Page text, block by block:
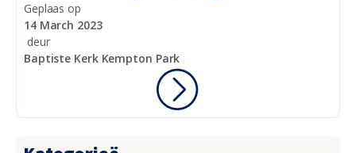
Geplaas op
14 March 2023
deur
Baptiste Kerk Kempton Park